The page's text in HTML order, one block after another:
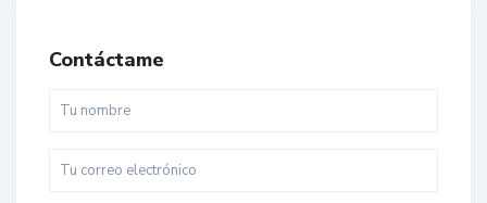
Contáctame